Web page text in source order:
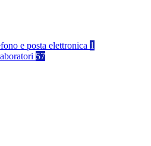
e posta elettronica 1
57